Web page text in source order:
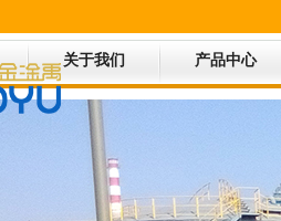
关于我们 产品中心